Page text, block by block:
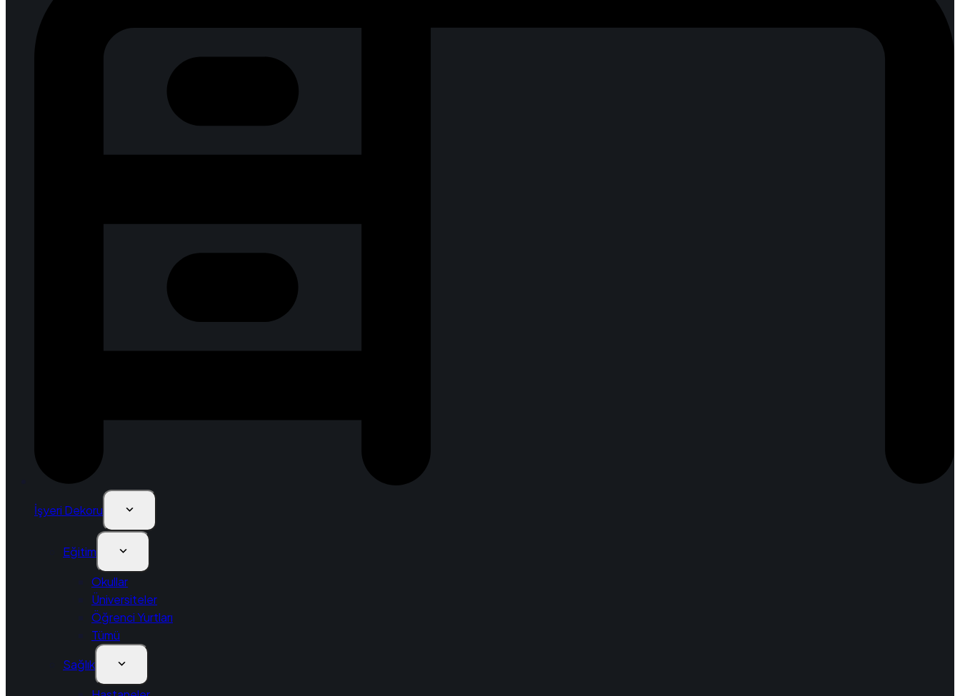
İşyeri Dekoru
Eğitim
Okullar
Üniversiteler
Öğrenci Yurtları
Tümü
Sağlık